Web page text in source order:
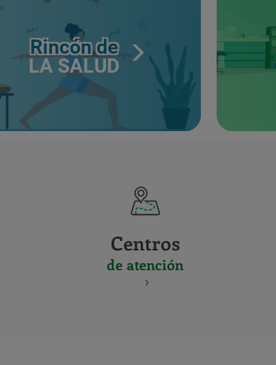
Rincón de
LA SALUD
Centros
de atención